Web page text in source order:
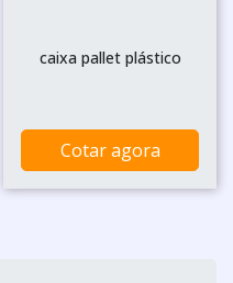
caixa pallet plástico
Cotar agora